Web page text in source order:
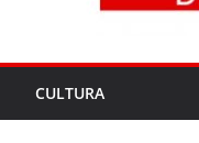
CULTURA